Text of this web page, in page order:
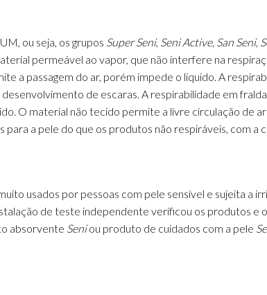
ou seja, os grupos Super Seni, Seni Active, San Seni,
permeável ao vapor, que não interfere na
a passagem do ar, porém impede o líquido. A
de escaras. A respirabilidade em
O material não tecido permite a livre circulação de
a pele do que os produtos não respiráveis, com a
usados por pessoas com pele sensível e sujeita a
de teste independente verificou os produtos e
absorvente Seniou produto de cuidados com a pele